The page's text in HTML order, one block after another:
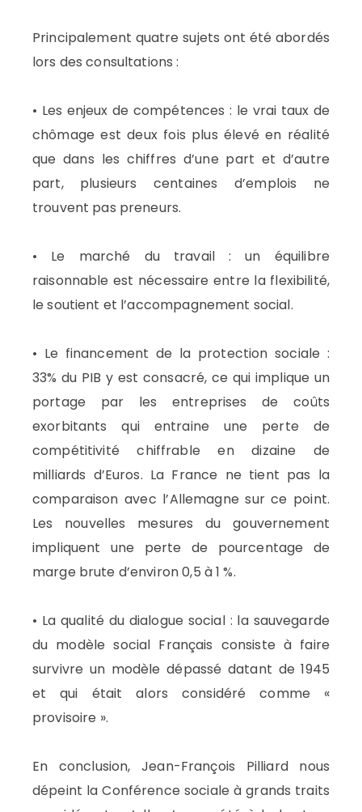
Principalement quatre sujets ont été abordés
lors des consultations :
• Les enjeux de compétences : le vrai taux de
chômage est deux fois plus élevé en réalité
que dans les chiffres d’une part et d’autre
part, plusieurs centaines d’emplois ne
trouvent pas preneurs.
• Le marché du travail : un équilibre
raisonnable est nécessaire entre la flexibilité,
le soutient et l’accompagnement social.
• Le financement de la protection sociale :
33% du PIB y est consacré, ce qui implique un
portage par les entreprises de coûts
exorbitants qui entraine une perte de
compétitivité chiffrable en dizaine de
milliards d’Euros. La France ne tient pas la
comparaison avec l’Allemagne sur ce point.
Les nouvelles mesures du gouvernement
impliquent une perte de pourcentage de
marge brute d’environ 0,5 à 1 %.
• La qualité du dialogue social : la sauvegarde
du modèle social Français consiste à faire
survivre un modèle dépassé datant de 1945
et qui était alors considéré comme «
provisoire ».
En conclusion, Jean-François Pilliard nous
dépeint la Conférence sociale à grands traits